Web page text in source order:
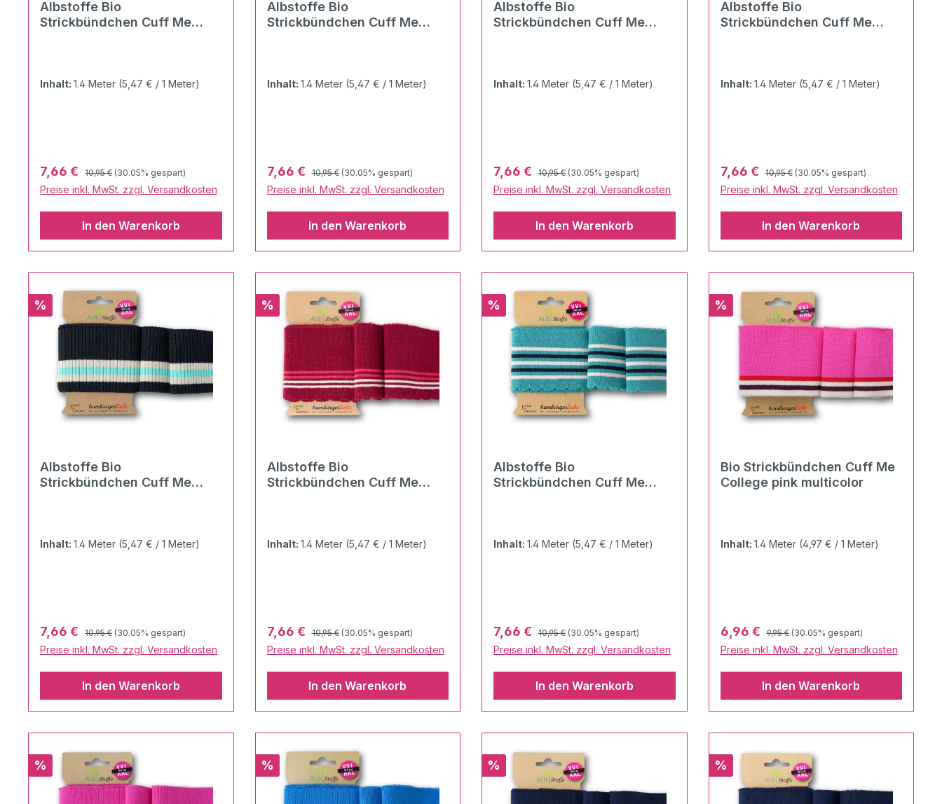
Albstoffe Bio
Strickbündchen Cuff Me
Inhalt: 1.4 Meter (5,47 € / 1 Meter)
Verkaufspreis:
7,66 € Regulärer Preis:
10,95 € (30.05% gespart)
Preise inkl. MwSt. zzgl. Versandkosten
In den Warenkorb
Albstoffe Bio
Strickbündchen Cuff Me
Inhalt: 1.4 Meter (5,47 € / 1 Meter)
Verkaufspreis:
7,66 € Regulärer Preis:
10,95 € (30.05% gespart)
Preise inkl. MwSt. zzgl. Versandkosten
In den Warenkorb
Albstoffe Bio
Strickbündchen Cuff Me
Inhalt: 1.4 Meter (5,47 € / 1 Meter)
Verkaufspreis:
7,66 € Regulärer Preis:
10,95 € (30.05% gespart)
Preise inkl. MwSt. zzgl. Versandkosten
In den Warenkorb
Albstoffe Bio
Strickbündchen Cuff Me
Inhalt: 1.4 Meter (5,47 € / 1 Meter)
Verkaufspreis:
7,66 € Regulärer Preis:
10,95 € (30.05% gespart)
Preise inkl. MwSt. zzgl. Versandkosten
In den Warenkorb
Rabatt
%
Albstoffe Bio
Strickbündchen Cuff Me
Inhalt: 1.4 Meter (5,47 € / 1 Meter)
Verkaufspreis:
7,66 € Regulärer Preis:
10,95 € (30.05% gespart)
Preise inkl. MwSt. zzgl. Versandkosten
In den Warenkorb
Rabatt
%
Albstoffe Bio
Strickbündchen Cuff Me
Inhalt: 1.4 Meter (5,47 € / 1 Meter)
Verkaufspreis:
7,66 € Regulärer Preis:
10,95 € (30.05% gespart)
Preise inkl. MwSt. zzgl. Versandkosten
In den Warenkorb
Rabatt
%
Albstoffe Bio
Strickbündchen Cuff Me
Inhalt: 1.4 Meter (5,47 € / 1 Meter)
Verkaufspreis:
7,66 € Regulärer Preis:
10,95 € (30.05% gespart)
Preise inkl. MwSt. zzgl. Versandkosten
In den Warenkorb
Rabatt
%
Bio Strickbündchen Cuff Me
College pink multicolor
Inhalt: 1.4 Meter (4,97 € / 1 Meter)
Verkaufspreis:
6,96 € Regulärer Preis:
9,95 € (30.05% gespart)
Preise inkl. MwSt. zzgl. Versandkosten
In den Warenkorb
Rabatt
% Rabatt
% Rabatt
% Rabatt
%